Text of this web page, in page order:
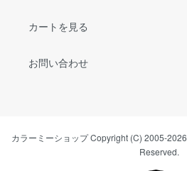
カートを見る
お問い合わせ
カラーミーショップCopyright (C) 2005-2026
Reserved.